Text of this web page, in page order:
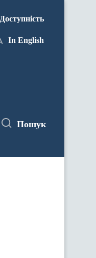
Доступність
In English
Пошук